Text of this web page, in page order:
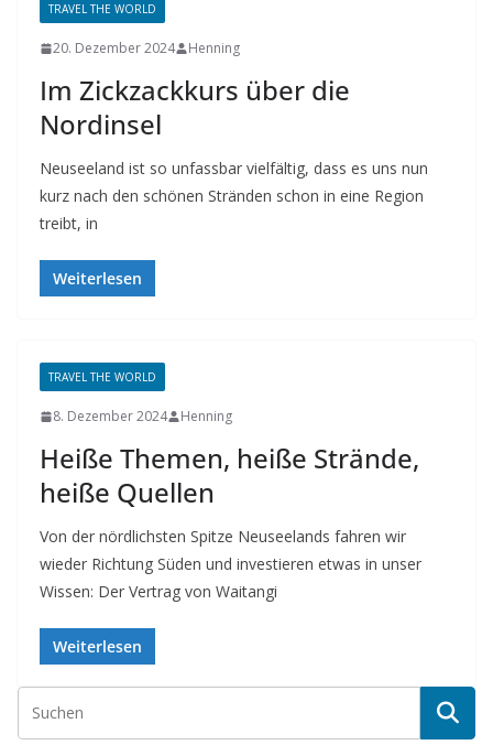
TRAVEL THE WORLD
20. Dezember 2024 Henning
Im Zickzackkurs über die
Nordinsel
Neuseeland ist so unfassbar vielfältig, dass es uns nun
kurz nach den schönen Stränden schon in eine Region
treibt, in
Weiterlesen
TRAVEL THE WORLD
8. Dezember 2024 Henning
Heiße Themen, heiße Strände,
heiße Quellen
Von der nördlichsten Spitze Neuseelands fahren wir
wieder Richtung Süden und investieren etwas in unser
Wissen: Der Vertrag von Waitangi
Weiterlesen